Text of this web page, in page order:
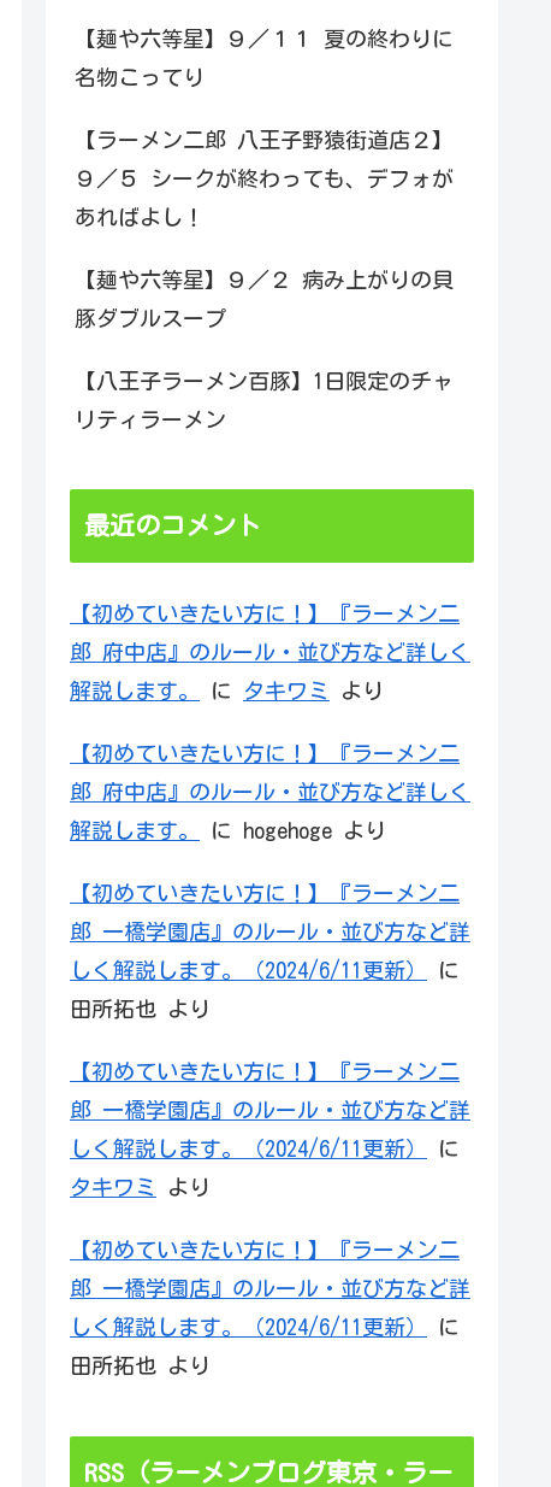
【麺や六等星】９／１１ 夏の終わりに
名物こってり
【ラーメン二郎 八王子野猿街道店２】
９／５ シークが終わっても、デフォが
あればよし！
【麺や六等星】９／２ 病み上がりの貝
豚ダブルスープ
【八王子ラーメン百豚】1日限定のチャ
リティラーメン
最近のコメント
【初めていきたい方に！】『ラーメン二
郎 府中店』のルール・並び方など詳しく
解説します。
に タキワミ より
【初めていきたい方に！】『ラーメン二
郎 府中店』のルール・並び方など詳しく
解説します。
に hogehoge より
【初めていきたい方に！】『ラーメン二
郎 一橋学園店』のルール・並び方など詳
しく解説します。（2024/6/11更新）
に
田所拓也 より
【初めていきたい方に！】『ラーメン二
郎 一橋学園店』のルール・並び方など詳
しく解説します。（2024/6/11更新）
に
タキワミ
より
【初めていきたい方に！】『ラーメン二
郎 一橋学園店』のルール・並び方など詳
しく解説します。（2024/6/11更新）
に
田所拓也 より
RSS（ラーメンブログ東京・ラー